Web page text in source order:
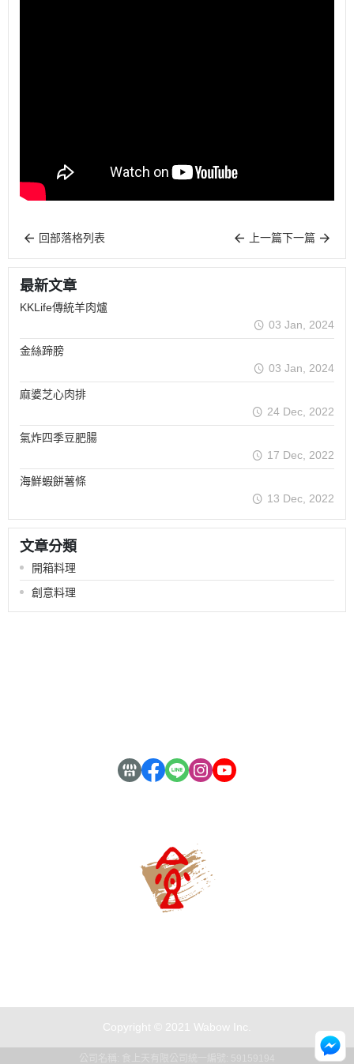
回部落格列表 上一篇下一篇
最新文章
KKLife傳統羊肉爐
03 Jan, 2024
金絲蹄膀
03 Jan, 2024
麻婆芝心肉排
24 Dec, 2022
氣炸四季豆肥腸
17 Dec, 2022
海鮮蝦餅薯條
13 Dec, 2022
文章分類
開箱料理
創意料理
Copyright © 2021 Wabow Inc.